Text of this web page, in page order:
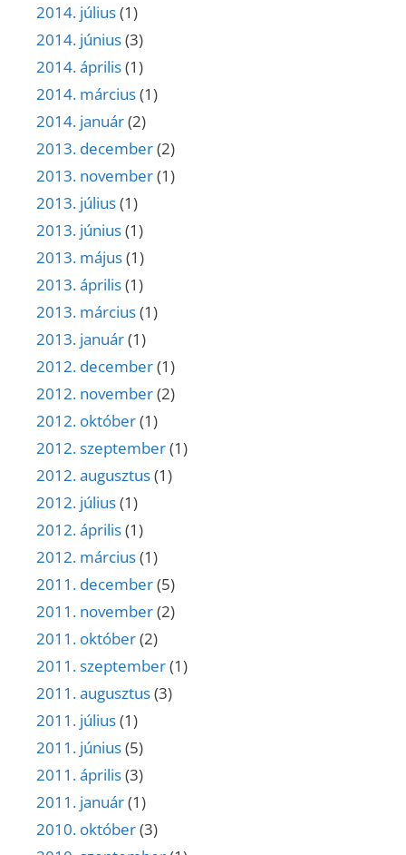
2014. július(1)
2014. június(3)
2014. április(1)
2014. március(1)
2014. január(2)
2013. december(2)
2013. november(1)
2013. július(1)
2013. június(1)
2013. május(1)
2013. április(1)
2013. március(1)
2013. január(1)
2012. december(1)
2012. november(2)
2012. október(1)
2012. szeptember(1)
2012. augusztus(1)
2012. július(1)
2012. április(1)
2012. március(1)
2011. december(5)
2011. november(2)
2011. október(2)
2011. szeptember(1)
2011. augusztus(3)
2011. július(1)
2011. június(5)
2011. április(3)
2011. január(1)
2010. október(3)